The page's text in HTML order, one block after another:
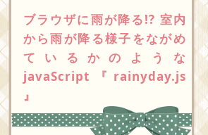
ブラウザに雨が降る!? 室内
から雨が降る様子をながめ
ているかのような
javaScript『rainyday.js
』